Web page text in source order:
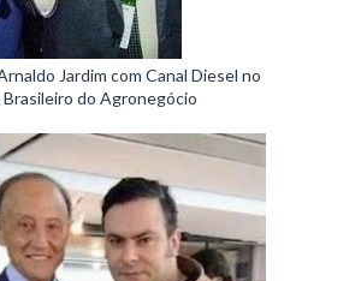
Jardim com Canal Diesel no
do Agronegócio